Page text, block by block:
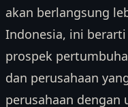
akan berlangsung
Indonesia, ini
prospek
dan perusahaan
perusahaan